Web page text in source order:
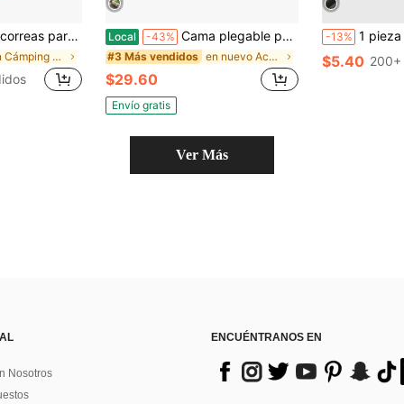
de agua, camping al aire libre, tela densa de alta elasticidad, flexible y duradera, correas portátiles antideslizantes para fijar toallas de playa
en Cámping Accesorios para acampar y hacer senderi
Local -43% Cama plegable portátil con cojín, marco de metal resistente, tamaño individual, para camping al aire libre, playa, picnic, habitación de invitados
#3 Más vendidos en nuevo Accesorios para acampar y hacer senderism
$29.60
Envío gratis
-13% 1 pieza Sombrero de sol impermeable ultra-conveniente
$5.40
Ver Más
Nosotros
ENCUÉNTRANOS EN